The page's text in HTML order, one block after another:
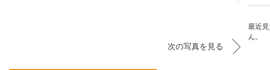
次の写真を見る
最近
ん。